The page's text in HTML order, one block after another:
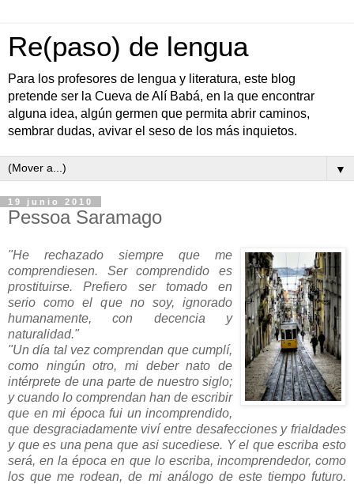
Re(paso) de lengua
Para los profesores de lengua y literatura, este blog
pretende ser la Cueva de Alí Babá, en la que encontrar
alguna idea, algún germen que permita abrir caminos,
sembrar dudas, avivar el seso de los más inquietos.
▼
19 junio 2010
Pessoa Saramago
"He rechazado siempre que me
comprendiesen. Ser comprendido es
prostituirse. Prefiero ser tomado en
serio como el que no soy, ignorado
humanamente, con decencia y
naturalidad."
"Un día tal vez comprendan que cumplí,
como ningún otro, mi deber nato de
intérprete de una parte de nuestro siglo;
y cuando lo comprendan han de escribir
que en mi época fui un incomprendido,
que desgraciadamente viví entre desafecciones y frialdades
y que es una pena que asi sucediese. Y el que escriba esto
será, en la época en que lo escriba, incomprendedor, como
los que me rodean, de mi análogo de este tiempo futuro.